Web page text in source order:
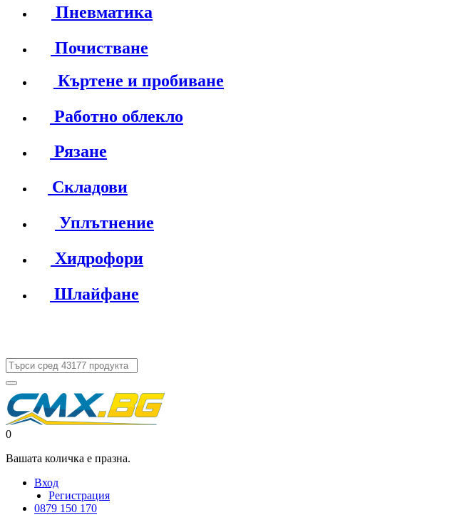
Пневматика
Почистване
Къртене и пробиване
Работно облекло
Рязане
Складови
Уплътнение
Хидрофори
Шлайфане
0
Вашата количка е празна.
Вход
Регистрация
0879 150 170